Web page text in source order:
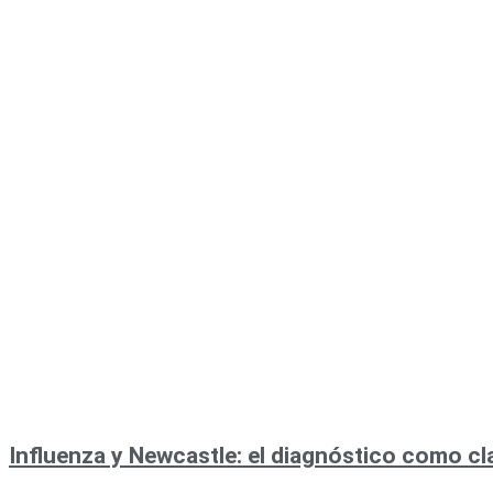
Influenza y Newcastle: el diagnóstico como